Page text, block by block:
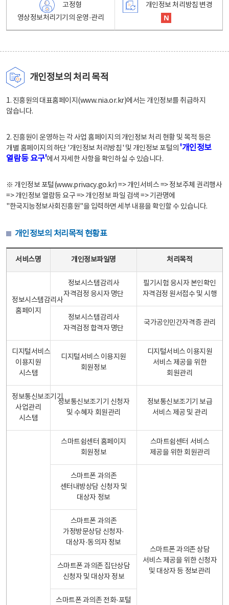
고정형
영상정보처리기기의 운영·관리
개인정보 처리방침 변경
개인정보의 처리 목적
1. 진흥원의 대표홈페이지(www.nia.or.kr)에서는 개인정보를 취급하지
않습니다.
2. 진흥원이 운영하는 각 사업 홈페이지의 개인정보 처리 현황 및 목적 등은
개별 홈페이지의 하단 '개인정보 처리방침' 및 개인정보 포털의 '개인정보
열람등 요구'에서 자세한 사항을 확인하실 수 있습니다.
※ 개인정보 포털(www.privacy.go.kr) => 개인서비스 => 정보주체 권리행사
=> 개인정보 열람등 요구 => 개인정보 파일 검색 => 기관명에
"한국지능정보사회진흥원"을 입력하면 세부 내용을 확인할 수 있습니다.
개인정보의 처리목적 현황표
서비스명 개인정보파일명 처리목적
정보시스템감리사
홈페이지
정보시스템감리사
자격검정 응시자 명단
필기시험 응시자 본인확인
자격검정 원서접수 및 시행
정보시스템감리사
자격검정 합격자 명단
국가공인민간자격증 관리
디지털서비스
이용지원
시스템
디지털서비스 이용지원
회원정보
디지털서비스 이용지원
서비스 제공을 위한
회원관리
정보통신보조기기
사업관리
시스템
정보통신보조기기 신청자
및 수혜자 회원관리
정보통신보조기기 보급
서비스 제공 및 관리
스마트쉼센터 홈페이지
회원정보
스마트쉼센터 서비스
제공을 위한 회원관리
스마트폰 과의존
센터내방상담 신청자 및
대상자 정보
스마트폰 과의존 상담
서비스 제공을 위한 신청자
및 대상자 등 정보관리
스마트폰 과의존
가정방문상담 신청자·
대상자·동의자 정보
스마트폰 과의존 집단상담
신청자 및 대상자 정보
스마트폰 과의존 전화·포털